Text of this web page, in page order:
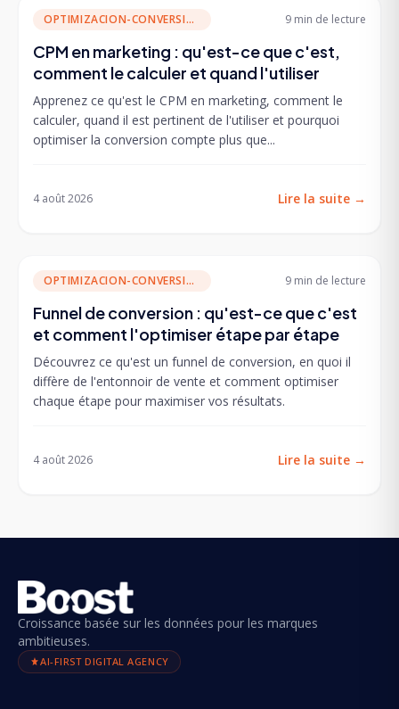
OPTIMIZACION-CONVERSION 9 min de lecture
CPM en marketing : qu'est-ce que c'est,
comment le calculer et quand l'utiliser
Apprenez ce qu'est le CPM en marketing, comment le
calculer, quand il est pertinent de l'utiliser et pourquoi
optimiser la conversion compte plus que...
4 août 2026 Lire la suite →
OPTIMIZACION-CONVERSION 9 min de lecture
Funnel de conversion : qu'est-ce que c'est
et comment l'optimiser étape par étape
Découvrez ce qu'est un funnel de conversion, en quoi il
diffère de l'entonnoir de vente et comment optimiser
chaque étape pour maximiser vos résultats.
4 août 2026 Lire la suite →
Croissance basée sur les données pour les marques
ambitieuses.
AI-FIRST DIGITAL AGENCY